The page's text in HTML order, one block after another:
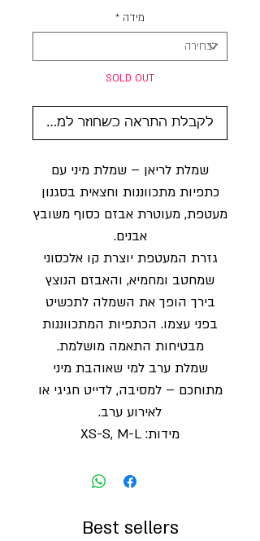
מידה *
SOLD OUT
לקבלת התראה כשחוזר למלאי
שמלת לריאן – שמלת מיני עם
כתפיות מתכווננות וחצאית בסגנון
מעטפת, מעוטרת אבזם כסוף משובץ
אבנים.
גזרת המעטפת יוצרת קו אלכסוני
שמחטב ומחמיא, והאבזם הנוצץ
בירך הופך את השמלה לתכשיט
בפני עצמו. הכתפיות המתכווננות
מבטיחות התאמה מושלמת.
שמלת ערב למי שאוהבת מיני
מתוחכם – למסיבה, לדייט חגיגי או
לאירוע ערב.
מידות: XS-S, M-L
Best sellers